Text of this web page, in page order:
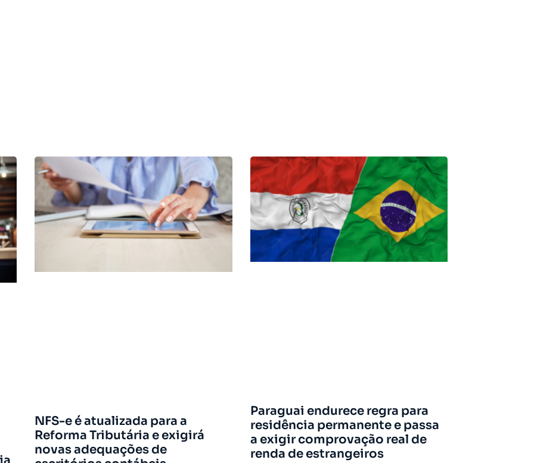
NFS-e é atualizada para a
Reforma Tributária e exigirá
novas adequações de
Paraguai endurece regra para
residência permanente e passa
a exigir comprovação real de
renda de estrangeiros